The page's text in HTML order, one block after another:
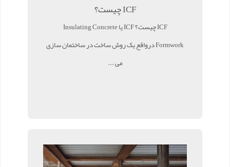
ICF چیست؟
ICF چیست؟ ICF یا Insulating Concrete
Formwork درواقع یک روش ساخت در ساختمان سازی
می ...